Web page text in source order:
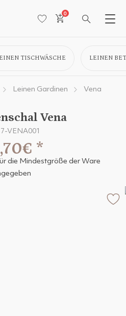
0
TISCHWÄSCHE LEINEN
Leinen Gardinen Vena
Vena
VENA001
*
die Mindestgröße der Ware